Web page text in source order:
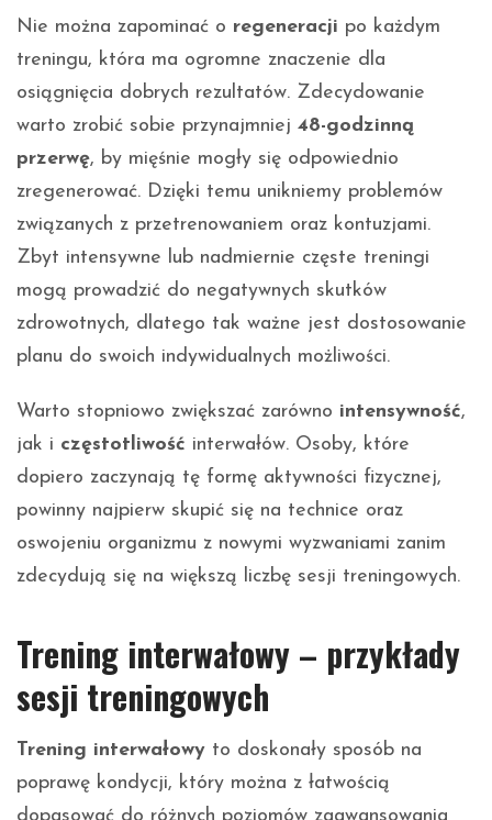
Nie można zapominać o regeneracji po każdym
treningu, która ma ogromne znaczenie dla
osiągnięcia dobrych rezultatów. Zdecydowanie
warto zrobić sobie przynajmniej 48-godzinną
przerwę, by mięśnie mogły się odpowiednio
zregenerować. Dzięki temu unikniemy problemów
związanych z przetrenowaniem oraz kontuzjami.
Zbyt intensywne lub nadmiernie częste treningi
mogą prowadzić do negatywnych skutków
zdrowotnych, dlatego tak ważne jest dostosowanie
planu do swoich indywidualnych możliwości.
Warto stopniowo zwiększać zarówno intensywność,
jak i częstotliwość interwałów. Osoby, które
dopiero zaczynają tę formę aktywności fizycznej,
powinny najpierw skupić się na technice oraz
oswojeniu organizmu z nowymi wyzwaniami zanim
zdecydują się na większą liczbę sesji treningowych.
Trening interwałowy – przykłady
sesji treningowych
Trening interwałowy to doskonały sposób na
poprawę kondycji, który można z łatwością